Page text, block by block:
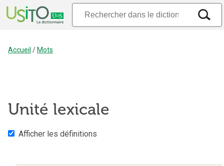
Accueil / Mots
Unité lexicale
Afficher les définitions